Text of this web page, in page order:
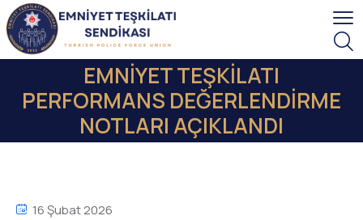
EMNİYET TEŞKİLATI
PERFORMANS DEĞERLENDİRME
NOTLARI AÇIKLANDI
16 Şubat 2026